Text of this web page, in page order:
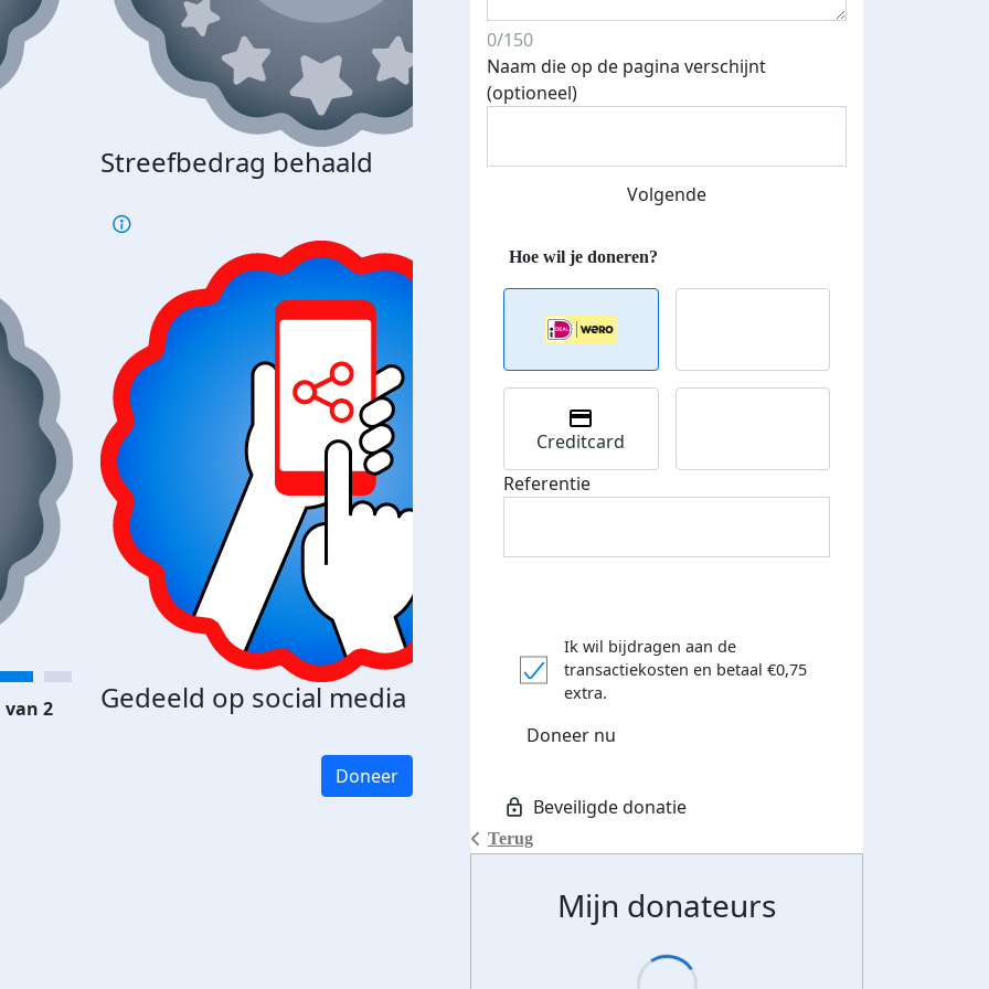
Streefbedrag behaald Streefbedrag verhoogd
Gedeeld op social media Donateurs bedankt
van 2
Doneer
0/150
Naam die op de pagina verschijnt
(optioneel)
Volgende
Terug
Creditcard
Referentie
Ik wil bijdragen aan de
transactiekosten en betaal €0,75
extra.
Doneer nu
Mijn donateurs